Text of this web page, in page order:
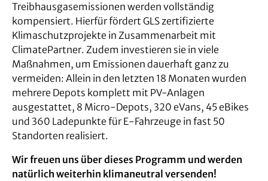
Treibhausgasemissionen werden vollständig
kompensiert. Hierfür fördert GLS zertifizierte
Klimaschutzprojekte in Zusammenarbeit mit
ClimatePartner. Zudem investieren sie in viele
Maßnahmen, um Emissionen dauerhaft ganz zu
vermeiden: Allein in den letzten 18 Monaten wurden
mehrere Depots komplett mit PV-Anlagen
ausgestattet, 8 Micro-Depots, 320 eVans, 45 eBikes
und 360 Ladepunkte für E-Fahrzeuge in fast 50
Standorten realisiert.
Wir freuen uns über dieses Programm und werden
natürlich weiterhin klimaneutral versenden!